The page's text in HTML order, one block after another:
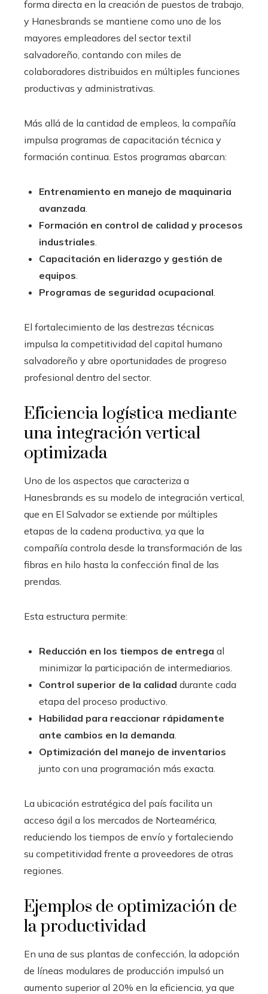
forma directa en la creación de puestos de trabajo,
y Hanesbrands se mantiene como uno de los
mayores empleadores del sector textil
salvadoreño, contando con miles de
colaboradores distribuidos en múltiples funciones
productivas y administrativas.
Más allá de la cantidad de empleos, la compañía
impulsa programas de capacitación técnica y
formación continua. Estos programas abarcan:
Entrenamiento en manejo de maquinaria
avanzada
Formación en control de calidad y procesos
industriales
Capacitación en liderazgo y gestión de
equipos
Programas de seguridad ocupacional
El fortalecimiento de las destrezas técnicas
impulsa la competitividad del capital humano
salvadoreño y abre oportunidades de progreso
profesional dentro del sector.
Eficiencia logística mediante
una integración vertical
optimizada
Uno de los aspectos que caracteriza a
Hanesbrands es su modelo de integración vertical,
que en El Salvador se extiende por múltiples
etapas de la cadena productiva, ya que la
compañía controla desde la transformación de las
fibras en hilo hasta la confección final de las
prendas.
Esta estructura permite:
Reducción en los tiempos de entrega al
minimizar la participación de intermediarios.
Control superior de la calidad durante cada
etapa del proceso productivo.
Habilidad para reaccionar rápidamente
ante cambios en la demanda
Optimización del manejo de inventarios
junto con una programación más exacta.
La ubicación estratégica del país facilita un
acceso ágil a los mercados de Norteamérica,
reduciendo los tiempos de envío y fortaleciendo
su competitividad frente a proveedores de otras
regiones.
Ejemplos de optimización de
la productividad
En una de sus plantas de confección, la adopción
de líneas modulares de producción impulsó un
aumento superior al 20% en la eficiencia, ya que